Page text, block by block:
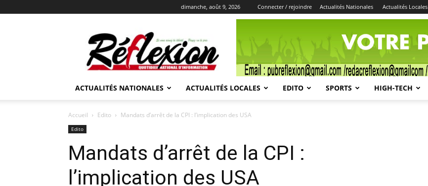
dimanche, août 9, 2026 Connecter / rejoindre Actualités Nationales Actualités Locales
REFLEXION
ACTUALITÉS NATIONALES ACTUALITÉS LOCALES EDITO SPORTS HIGH-TECH
Accueil Edito Mandats d’arrêt de la CPI : l’implication des USA
Edito
Mandats d’arrêt de la CPI :
l’implication des USA